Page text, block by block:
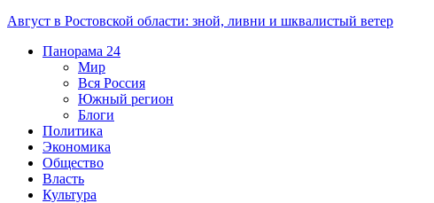
Август в Ростовской области: зной, ливни и шквалистый ветер
Панорама 24
Мир
Вся Россия
Южный регион
Блоги
Политика
Экономика
Общество
Власть
Культура